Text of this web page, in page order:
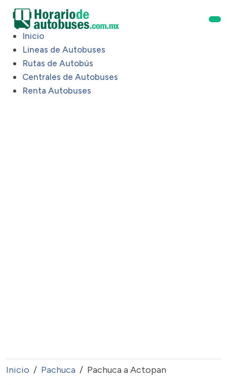
Inicio
Lineas de Autobuses
Rutas de Autobús
Centrales de Autobuses
Renta Autobuses
Inicio Pachuca Pachuca a Actopan